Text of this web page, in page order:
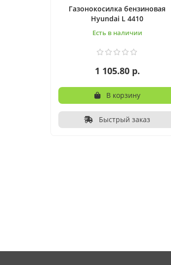
Газонокосилка бензиновая
Hyundai L 4410
Есть в наличии
1 105.80 р.
В корзину
Быстрый заказ